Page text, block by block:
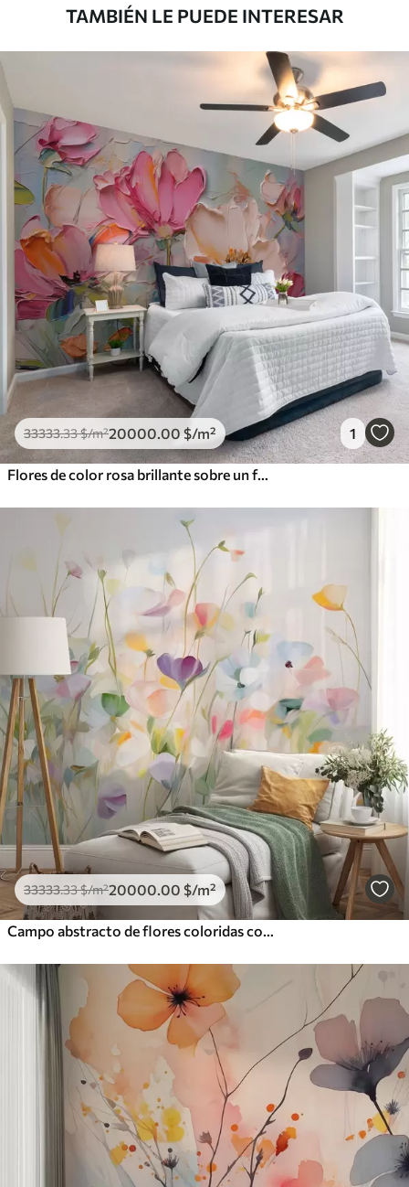
Vinilo Premium
49500.0029700.00$/m²
TAMBIÉN LE PUEDE INTERESAR
33333.33$/m²20000 .00 $/m² 1
Flores de color rosa brillante sobre un fondo gris azulado claro
33333.33$/m²20000 .00 $/m²